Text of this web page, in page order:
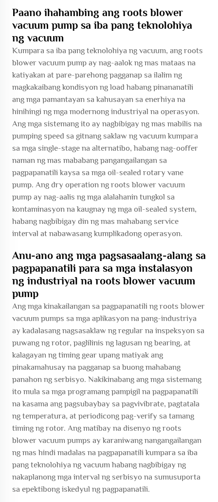
Paano ihahambing ang roots blower
vacuum pump sa iba pang teknolohiya
ng vacuum
Kumpara sa iba pang teknolohiya ng vacuum, ang roots
blower vacuum pump ay nag-aalok ng mas mataas na
katiyakan at pare-parehong pagganap sa ilalim ng
magkakaibang kondisyon ng load habang pinananatili
ang mga pamantayan sa kahusayan sa enerhiya na
hinihingi ng mga modernong industriyal na operasyon.
Ang mga sistemang ito ay nagbibigay ng mas mabilis na
pumping speed sa gitnang saklaw ng vacuum kumpara
sa mga single-stage na alternatibo, habang nag-ooffer
naman ng mas mababang pangangailangan sa
pagpapanatili kaysa sa mga oil-sealed rotary vane
pump. Ang dry operation ng roots blower vacuum
pump ay nag-aalis ng mga alalahanin tungkol sa
kontaminasyon na kaugnay ng mga oil-sealed system,
habang nagbibigay din ng mas mahabang service
interval at nabawasang kumplikadong operasyon.
Anu-ano ang mga pagsasaalang-alang sa
pagpapanatili para sa mga instalasyon
ng industriyal na roots blower vacuum
pump
Ang mga kinakailangan sa pagpapanatili ng roots blower
vacuum pumps sa mga aplikasyon na pang-industriya
ay kadalasang nagsasaklaw ng regular na inspeksyon sa
puwang ng rotor, paglilinis ng lagusan ng bearing, at
kalagayan ng timing gear upang matiyak ang
pinakamahusay na pagganap sa buong mahabang
panahon ng serbisyo. Nakikinabang ang mga sistemang
ito mula sa mga programang pampigil na pagpapanatili
na kasama ang pagsubaybay sa pagvivibrate, pagtatala
ng temperatura, at periodicong pag-verify sa tamang
timing ng rotor. Ang matibay na disenyo ng roots
blower vacuum pumps ay karaniwang nangangailangan
ng mas hindi madalas na pagpapanatili kumpara sa iba
pang teknolohiya ng vacuum habang nagbibigay ng
nakaplanong mga interval ng serbisyo na sumusuporta
sa epektibong iskedyul ng pagpapanatili.